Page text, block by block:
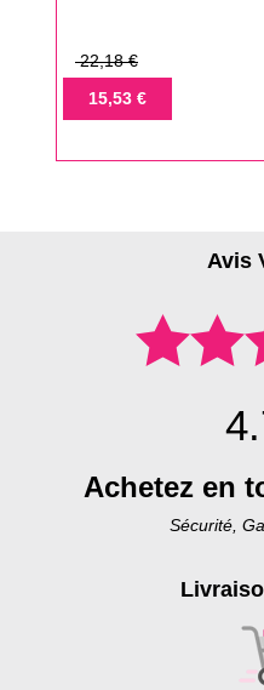
Prix
base
22,18 €
Prix15,53 €
Avis
Achetez en
Sécurité,